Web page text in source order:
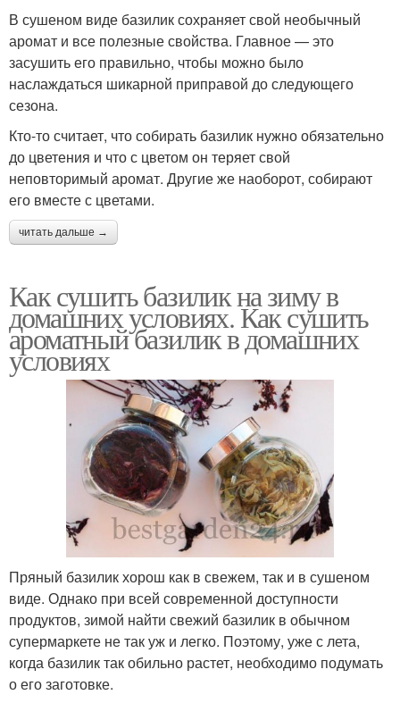
В сушеном виде базилик сохраняет свой необычный
аромат и все полезные свойства. Главное — это
засушить его правильно, чтобы можно было
наслаждаться шикарной приправой до следующего
сезона.
Кто-то считает, что собирать базилик нужно обязательно
до цветения и что с цветом он теряет свой
неповторимый аромат. Другие же наоборот, собирают
его вместе с цветами.
читать дальше →
Как сушить базилик на зиму в
домашних условиях. Как сушить
ароматный базилик в домашних
условиях
Пряный базилик хорош как в свежем, так и в сушеном
виде. Однако при всей современной доступности
продуктов, зимой найти свежий базилик в обычном
супермаркете не так уж и легко. Поэтому, уже с лета,
когда базилик так обильно растет, необходимо подумать
о его заготовке.